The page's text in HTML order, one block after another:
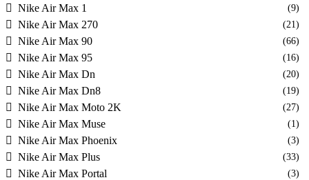
Nike Air Max 1 (9)
Nike Air Max 270 (21)
Nike Air Max 90 (66)
Nike Air Max 95 (16)
Nike Air Max Dn (20)
Nike Air Max Dn8 (19)
Nike Air Max Moto 2K (27)
Nike Air Max Muse (1)
Nike Air Max Phoenix (3)
Nike Air Max Plus (33)
Nike Air Max Portal (3)